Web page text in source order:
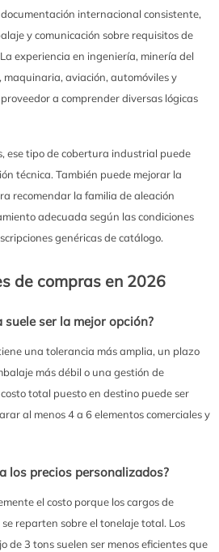
internacional consistente,
y comunicación sobre requisitos de
experiencia en ingeniería, minería del
aviación, automóviles y
a comprender diversas lógicas
ese tipo de cobertura industrial puede
técnica. También puede mejorar la
recomendar la familia de aleación
adecuada según las condiciones
genéricas de catálogo.
de compras en 2026
ser la mejor opción?
una tolerancia más amplia, un plazo
más débil o una gestión de
total puesto en destino puede ser
al menos 4 a 6 elementos comerciales y
los precios personalizados?
el costo porque los cargos de
reparten sobre el tonelaje total. Los
de 3 tons suelen ser menos eficientes que